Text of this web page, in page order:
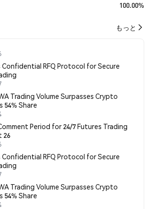
100.00%
もっと
Confidential RFQ Protocol for Secure
Trading Volume Surpasses Crypto
54% Share
Period for 24/7 Futures Trading
26
Confidential RFQ Protocol for Secure
Trading Volume Surpasses Crypto
54% Share